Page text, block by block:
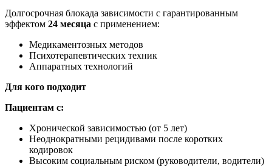
Долгосрочная блокада зависимости с гарантированным
эффектом 24 месяца с применением:
Медикаментозных методов
Психотерапевтических техник
Аппаратных технологий
Для кого подходит
Пациентам с:
Хронической зависимостью (от 5 лет)
Неоднократными рецидивами после коротких
кодировок
Высоким социальным риском (руководители, водители)